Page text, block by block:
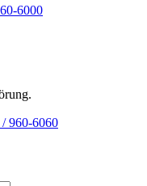
6000
960-6060